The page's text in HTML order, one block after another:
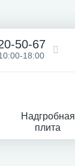
50-67
18:00
Надгробная
плита